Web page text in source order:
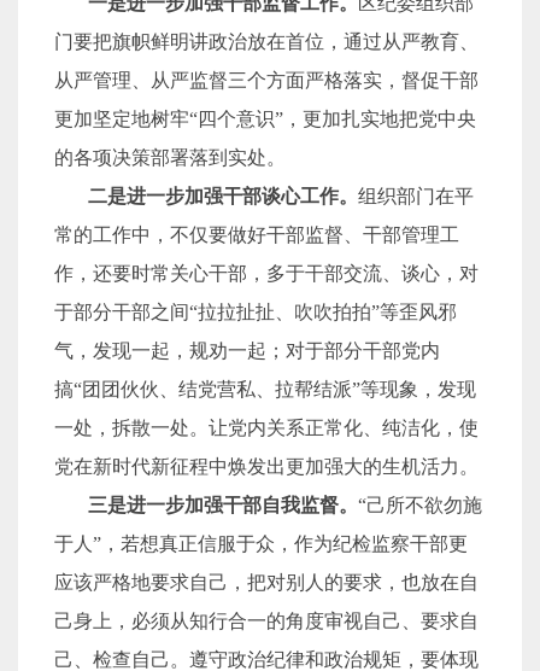
门要把旗帜鲜明讲政治放在首位，通过从严教育、
从严管理、从严监督三个方面严格落实，督促干部
更加坚定地树牢“四个意识”，更加扎实地把党中央
的各项决策部署落到实处。
二是进一步加强干部谈心工作。 组织部门在平
常的工作中，不仅要做好干部监督、干部管理工
作，还要时常关心干部，多于干部交流、谈心，对
于部分干部之间“拉拉扯扯、吹吹拍拍”等歪风邪
气，发现一起，规劝一起；对于部分干部党内
搞“团团伙伙、结党营私、拉帮结派”等现象，发现
一处，拆散一处。让党内关系正常化、纯洁化，使
党在新时代新征程中焕发出更加强大的生机活力。
三是进一步加强干部自我监督。 “己所不欲勿施
于人”，若想真正信服于众，作为纪检监察干部更
应该严格地要求自己，把对别人的要求，也放在自
己身上，必须从知行合一的角度审视自己、要求自
己、检查自己。遵守政治纪律和政治规矩，要体现